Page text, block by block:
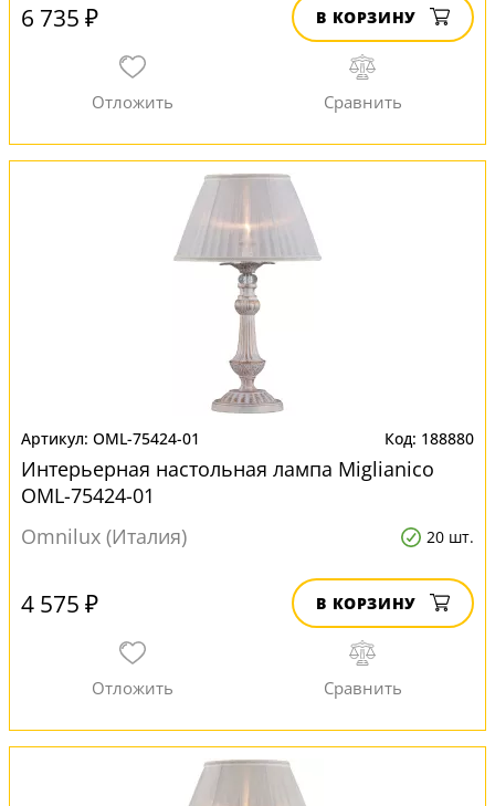
6 735 ₽ В КОРЗИНУ
OML-75424-01 188880
Интерьерная настольная лампа Miglianico
OML-75424-01
Omnilux (Италия)
20 шт.
4 575 ₽ В КОРЗИНУ